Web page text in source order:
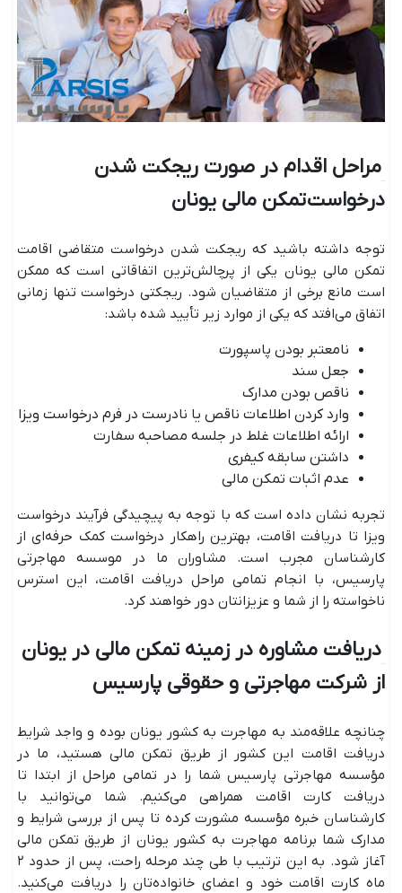
مراحل اقدام در صورت ریجکت شدن
درخواست تمکن مالی یونان
توجه داشته باشید که ریجکت شدن درخواست متقاضی اقامت
تمکن مالی یونان یکی از پرچالش‌ترین اتفاقاتی است که ممکن
است مانع برخی از متقاضیان شود. ریجکتی درخواست تنها زمانی
اتفاق می‌افتد که یکی از موارد زیر تأیید شده باشد:
نامعتبر بودن پاسپورت
جعل سند
ناقص بودن مدارک
وارد کردن اطلاعات ناقص یا نادرست در فرم درخواست ویزا
ارائه اطلاعات غلط در جلسه مصاحبه سفارت
داشتن سابقه کیفری
عدم اثبات تمکن مالی
تجربه نشان داده است که با توجه به پیچیدگی فرآیند درخواست
ویزا تا دریافت اقامت، بهترین راهکار درخواست کمک حرفه‌ای از
کارشناسان مجرب است. مشاوران ما در موسسه مهاجرتی
پارسیس، با انجام تمامی مراحل دریافت اقامت، این استرس
ناخواسته را از شما و عزیزانتان دور خواهند کرد.
دریافت مشاوره در زمینه تمکن مالی در یونان
از شرکت مهاجرتی و حقوقی پارسیس
چنانچه علاقه‌مند به مهاجرت به کشور یونان بوده و واجد شرایط
دریافت اقامت این کشور از طریق تمکن مالی هستید، ما در
مؤسسه مهاجرتی پارسیس شما را در تمامی مراحل از ابتدا تا
دریافت کارت اقامت همراهی می‌کنیم. شما می‌توانید با
کارشناسان خبره مؤسسه مشورت کرده تا پس از بررسی شرایط و
مدارک شما برنامه مهاجرت به کشور یونان از طریق تمکن مالی
آغاز شود. به این ترتیب با طی چند مرحله راحت، پس از حدود ۲
ماه کارت اقامت خود و اعضای خانواده‌تان را دریافت می‌‌کنید.